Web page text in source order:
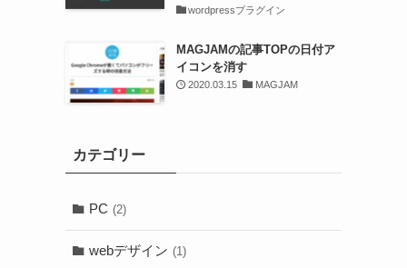
wordpressプラグイン
MAGJAMの記事TOPの日付ア
イコンを消す
2020.03.15 MAGJAM
カテゴリー
PC (2)
webデザイン (1)